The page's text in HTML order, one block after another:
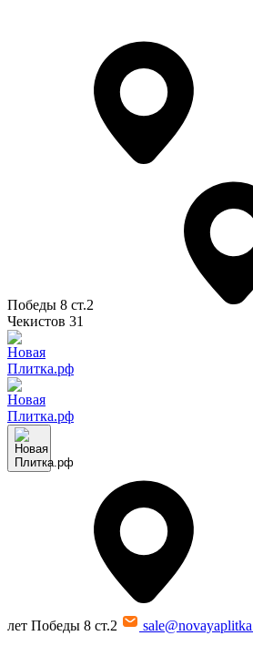
Победы 8 ст.2
Чекистов 31
лет Победы 8 ст.2